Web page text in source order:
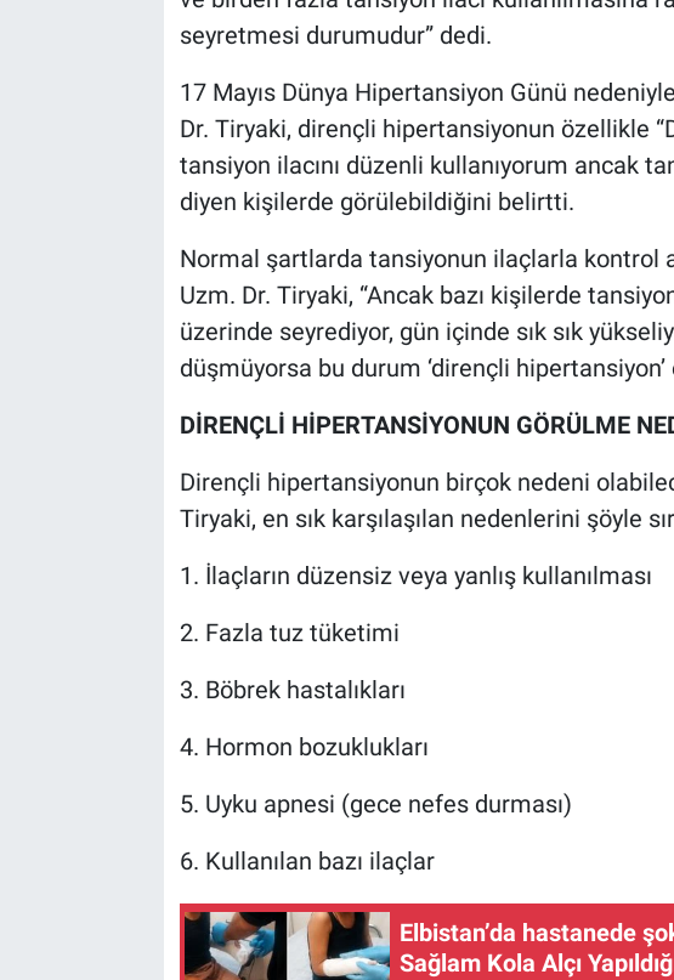
seyretmesi durumudur” dedi.
17 Mayıs Dünya Hipertansiyon Günü
Dr. Tiryaki, dirençli hipertansiyonun özellikle
tansiyon ilacını düzenli kullanıyorum ancak
diyen kişilerde görülebildiğini belirtti.
Normal şartlarda tansiyonun ilaçlarla kontrol
Uzm. Dr. Tiryaki, “Ancak bazı kişilerde
üzerinde seyrediyor, gün içinde sık sık
düşmüyorsa bu durum ‘dirençli
DİRENÇLİ HİPERTANSİYONUN GÖRÜLME
Dirençli hipertansiyonun birçok nedeni
Tiryaki, en sık karşılaşılan nedenlerini şöyle
1. İlaçların düzensiz veya yanlış kullanılması
2. Fazla tuz tüketimi
3. Böbrek hastalıkları
4. Hormon bozuklukları
5. Uyku apnesi (gece nefes durması)
6. Kullanılan bazı ilaçlar
Elbistan’da hastanede
Sağlam Kola Alçı